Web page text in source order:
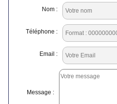
Nom :
Téléphone :
Email :
Message :